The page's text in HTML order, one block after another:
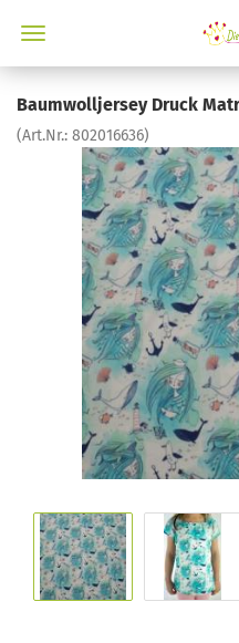
Baumwolljersey Druck
(Art.Nr.: 802016636)